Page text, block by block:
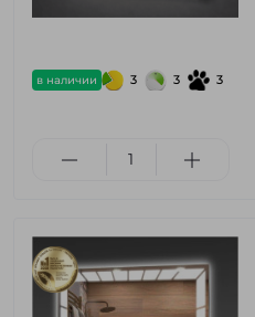
в наличии 3 3 3